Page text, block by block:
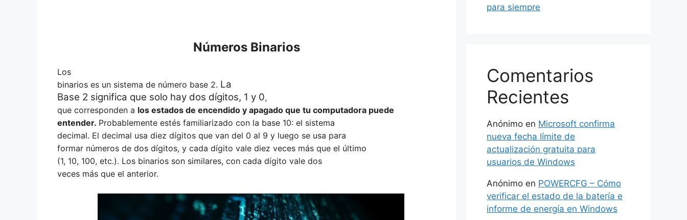
Números Binarios
Los
binarios es un sistema de número base 2. La
Base 2 significa que solo hay dos dígitos, 1 y 0,
que corresponden a los estados de encendido y apagado que tu computadora puede
entender. Probablemente estés familiarizado con la base 10: el sistema
decimal. El decimal usa diez dígitos que van del 0 al 9 y luego se usa para
formar números de dos dígitos, y cada dígito vale diez veces más que el último
(1, 10, 100, etc.). Los binarios son similares, con cada dígito vale dos
veces más que el anterior.
para siempre
Comentarios
Recientes
Anónimo en Microsoft confirma
nueva fecha límite de
actualización gratuita para
usuarios de Windows
Anónimo en POWERCFG – Cómo
verificar el estado de la batería e
informe de energía en Windows